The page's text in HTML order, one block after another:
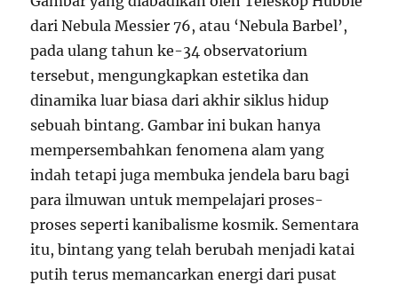
dari Nebula Messier 76, atau ‘Nebula Barbel’,
pada ulang tahun ke-34 observatorium
tersebut, mengungkapkan estetika dan
dinamika luar biasa dari akhir siklus hidup
sebuah bintang. Gambar ini bukan hanya
mempersembahkan fenomena alam yang
indah tetapi juga membuka jendela baru bagi
para ilmuwan untuk mempelajari proses-
proses seperti kanibalisme kosmik. Sementara
itu, bintang yang telah berubah menjadi katai
putih terus memancarkan energi dari pusat